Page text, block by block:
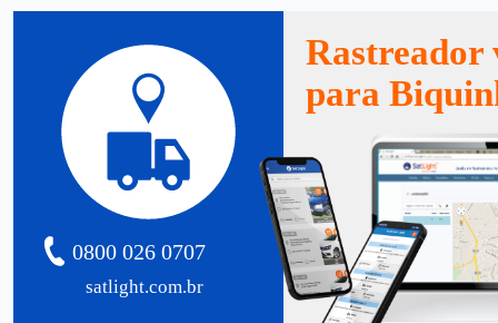
satlight.com.br
0800 026 0707
Rastreador
para